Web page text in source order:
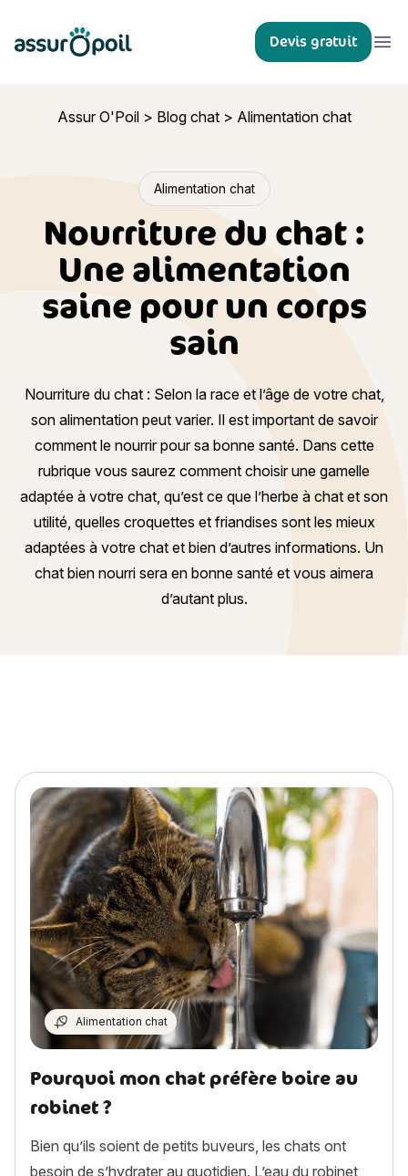
Assur O'Poil Devis gratuit
Assur O'Poil> Blog chat> Alimentation chat
Alimentation chat
Nourriture du chat :
Une alimentation
saine pour un corps
sain
Nourriture du chat : Selon la race et l’âge de votre chat,
son alimentation peut varier. Il est important de savoir
comment le nourrir pour sa bonne santé. Dans cette
rubrique vous saurez comment choisir une gamelle
adaptée à votre chat, qu’est ce que l’herbe à chat et son
utilité, quelles croquettes et friandises sont les mieux
adaptées à votre chat et bien d’autres informations. Un
chat bien nourri sera en bonne santé et vous aimera
d’autant plus.
Alimentation chat
Pourquoi mon chat préfère boire au
robinet ?
Bien qu’ils soient de petits buveurs, les chats ont
besoin de s’hydrater au quotidien. L’eau du robinet